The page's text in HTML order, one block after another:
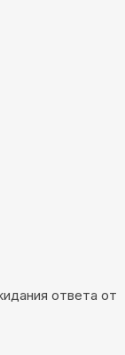
ответа от